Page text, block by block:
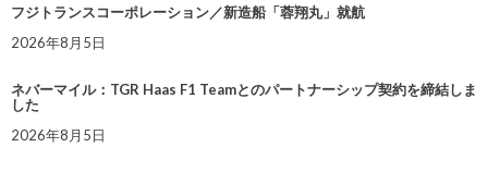
フジトランスコーポレーション／新造船「蓉翔丸」就航
2026年8月5日
ネバーマイル：TGR Haas F1 Teamとのパートナーシップ契約を締結しま
した
2026年8月5日